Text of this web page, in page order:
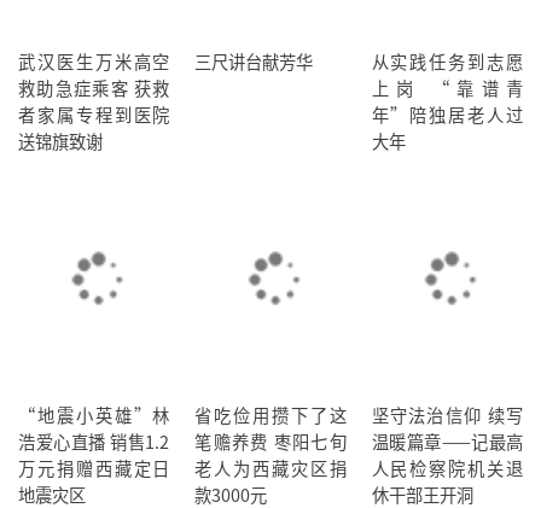
武汉医生万米高空
救助急症乘客 获救
者家属专程到医院
送锦旗致谢
三尺讲台献芳华
从实践任务到志愿
上岗 “靠谱青
年”陪独居老人过
大年
“地震小英雄”林
浩爱心直播 销售1.2
万元捐赠西藏定日
地震灾区
省吃俭用攒下了这
笔赡养费 枣阳七旬
老人为西藏灾区捐
款3000元
坚守法治信仰 续写
温暖篇章——记最高
人民检察院机关退
休干部王开洞